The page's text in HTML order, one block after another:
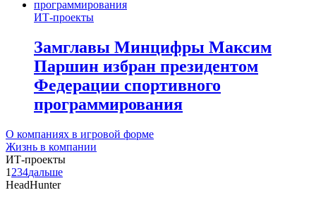
ИТ-проекты
Замглавы Минцифры Максим
Паршин избран президентом
Федерации спортивного
программирования
О компаниях в игровой форме
Жизнь в компании
ИТ-проекты
1 234дальше
HeadHunter